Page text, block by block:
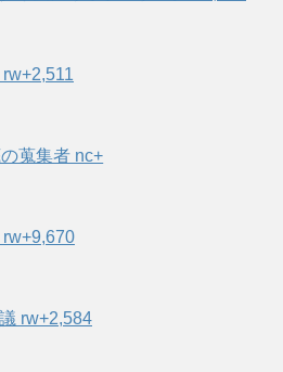
蒐集者 nc+
rw+9,670
rw+2,584